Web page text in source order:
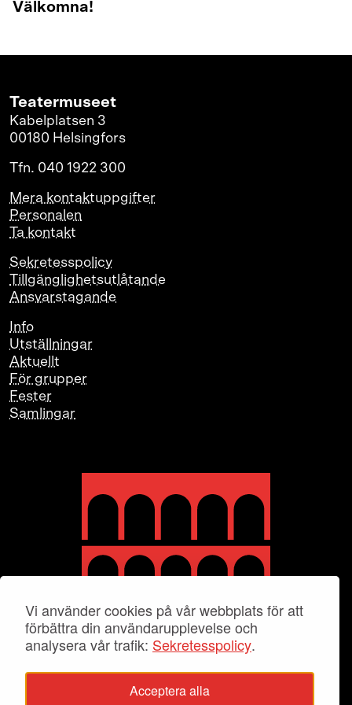
Vi använder cookies på vår webbplats för att
förbättra din användarupplevelse och
analysera vår trafik: Sekretesspolicy.
Acceptera alla
Välkomna!
Teatermuseet
Kabelplatsen 3
00180 Helsingfors
Tfn. 040 1922 300
Mera kontaktuppgifter
Personalen
Ta kontakt
Sekretesspolicy
Tillgänglighetsutlåtande
Ansvarstagande
Info
Utställningar
Aktuellt
För grupper
Fester
Samlingar